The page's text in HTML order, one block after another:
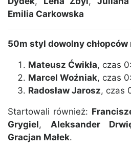
Emilia Carkowska
50m styl dowolny chłopców
Mateusz Ćwikła, czas
Marcel Woźniak, czas
Radosław Jarosz, czas
Startowali również:
Grygiel, Aleksander
Gracjan Małek.